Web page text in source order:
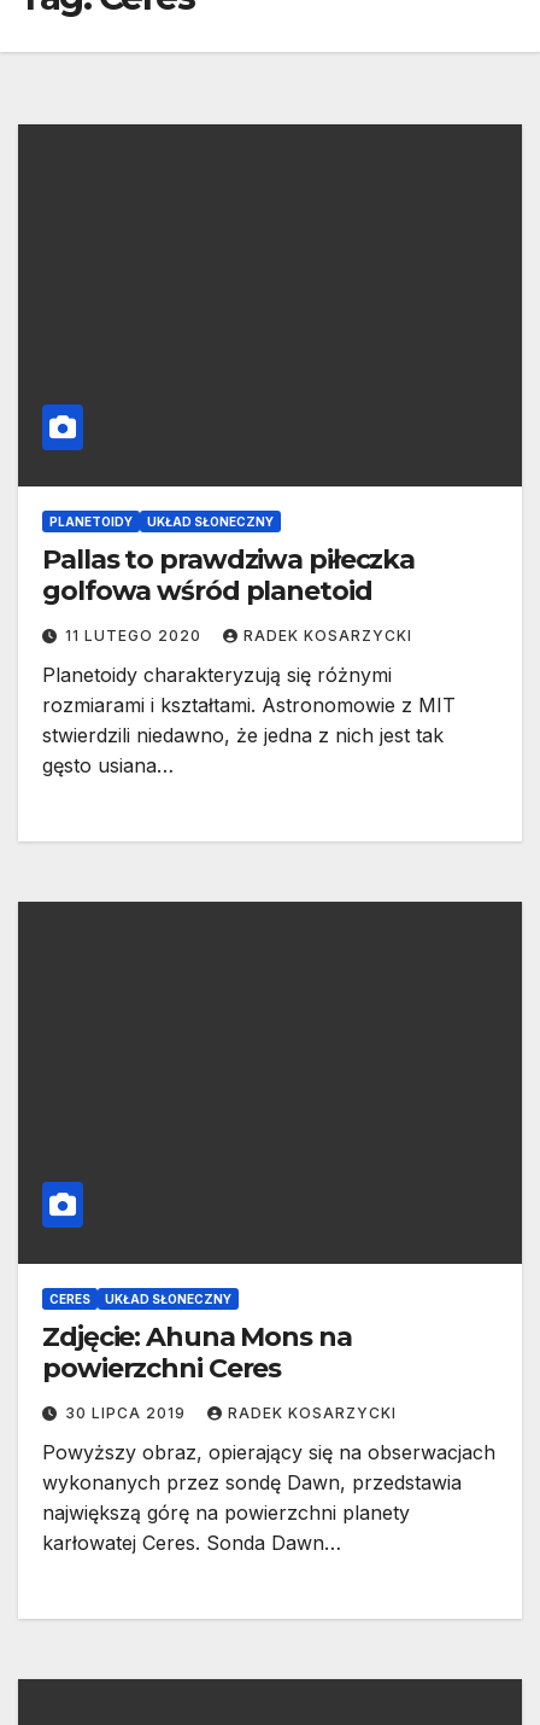
PLANETOIDY UKŁAD SŁONECZNY
Pallas to prawdziwa piłeczka
golfowa wśród planetoid
11 LUTEGO 2020 RADEK KOSARZYCKI
Planetoidy charakteryzują się różnymi
rozmiarami i kształtami. Astronomowie z MIT
stwierdzili niedawno, że jedna z nich jest tak
gęsto usiana…
CERES UKŁAD SŁONECZNY
Zdjęcie: Ahuna Mons na
powierzchni Ceres
30 LIPCA 2019 RADEK KOSARZYCKI
Powyższy obraz, opierający się na obserwacjach
wykonanych przez sondę Dawn, przedstawia
największą górę na powierzchni planety
karłowatej Ceres. Sonda Dawn…